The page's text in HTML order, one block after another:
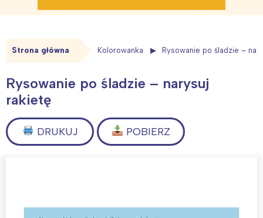
Strona główna Kolorowanka Rysowanie po śladzie –
Rysowanie po śladzie – narysuj
rakietę
DRUKUJ POBIERZ